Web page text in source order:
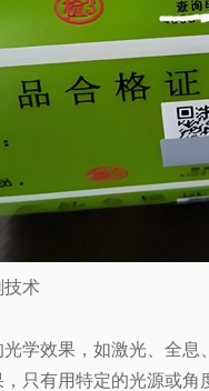
技术
学效果，如激光、全
只有用特定的光源或角